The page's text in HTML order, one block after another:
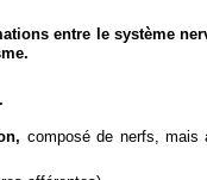
entre le système
composé de nerfs, mais